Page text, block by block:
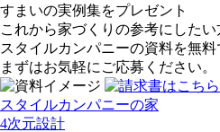
すまいの実例集をプレゼント
これから家づくりの参考にしたい
スタイルカンパニーの資料を無料
まずはお気軽にご応募ください。
スタイルカンパニーの家
4次元設計